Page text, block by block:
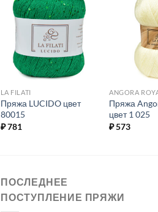
Добавить в
избранное.
LA FILATI
Пряжа LUCIDO цвет
80015
₽781
ANGORA
Пряжа
цвет 1 025
₽573
ПОСЛЕДНЕЕ
ПОСТУПЛЕНИЕ ПРЯЖИ